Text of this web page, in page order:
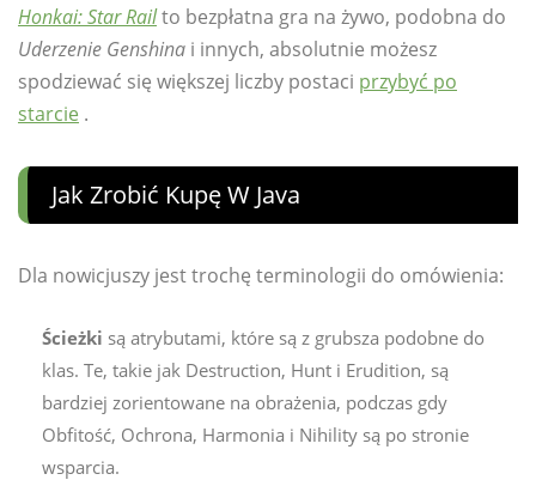
Honkai: Star Railto bezpłatna gra na żywo, podobna do
Uderzenie Genshina i innych, absolutnie możesz
spodziewać się większej liczby postaci przybyć po
starcie .
Jak Zrobić Kupę W Java
Dla nowicjuszy jest trochę terminologii do omówienia:
Ścieżki są atrybutami, które są z grubsza podobne do
klas. Te, takie jak Destruction, Hunt i Erudition, są
bardziej zorientowane na obrażenia, podczas gdy
Obfitość, Ochrona, Harmonia i Nihility są po stronie
wsparcia.